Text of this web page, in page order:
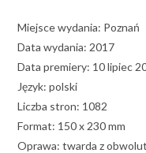
Miejsce wydania: Poznań
Data wydania: 2017
Data premiery: 10 lipiec
Język: polski
Liczba stron: 1082
Format: 150 x 230 mm
Oprawa: twarda z